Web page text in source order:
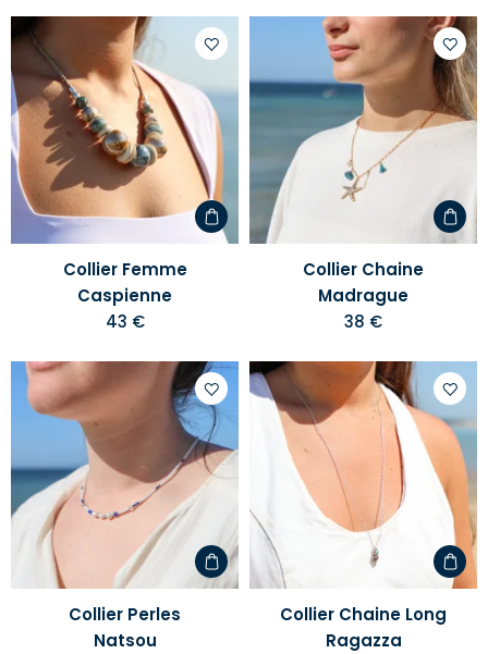
Ajouter
à
votre
liste
d'envies
Collier Femme
Caspienne
43 €
à
votre
Collier Chaine
Madrague
38 €
Ajouter
à
votre
liste
d'envies
Collier Perles
Natsou
à
votre
liste
Collier Chaine Long
Ragazza